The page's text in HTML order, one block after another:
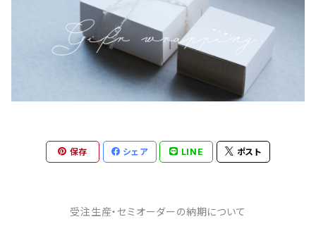
保存 シェア LINE ポスト
受注生産・セミオーダーの納期について